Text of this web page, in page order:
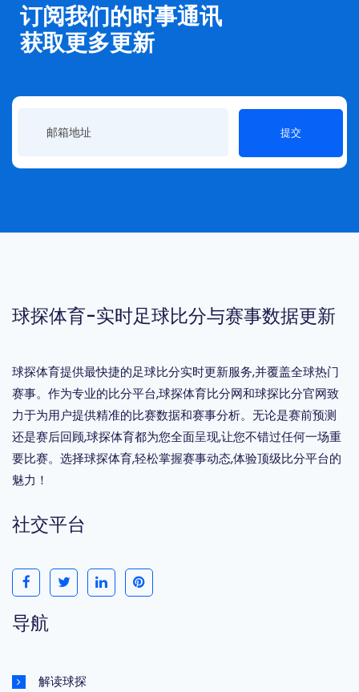
订阅我们的时事通讯
获取更多更新
提交
球探体育-实时足球比分与赛事数据更新
球探体育提供最快捷的足球比分实时更新服务,并覆盖全球热门
赛事。作为专业的比分平台,球探体育比分网和球探比分官网致
力于为用户提供精准的比赛数据和赛事分析。无论是赛前预测
还是赛后回顾,球探体育都为您全面呈现,让您不错过任何一场重
要比赛。选择球探体育,轻松掌握赛事动态,体验顶级比分平台的
魅力！
社交平台
导航
解读球探